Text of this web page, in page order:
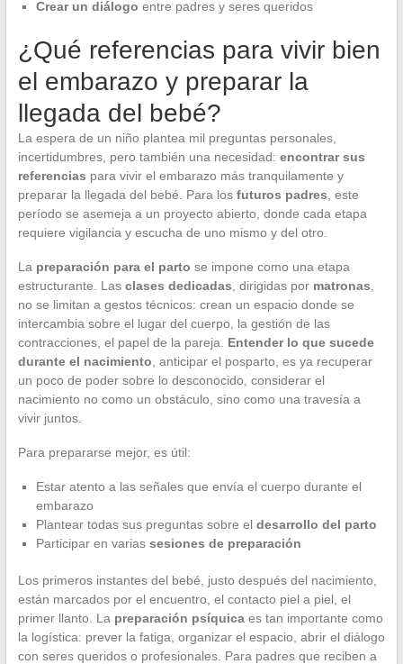
Crear un diálogo entre padres y seres queridos
¿Qué referencias para vivir bien
el embarazo y preparar la
llegada del bebé?
La espera de un niño plantea mil preguntas personales,
incertidumbres, pero también una necesidad: encontrar sus
referencias para vivir el embarazo más tranquilamente y
preparar la llegada del bebé. Para los futuros padres , este
período se asemeja a un proyecto abierto, donde cada etapa
requiere vigilancia y escucha de uno mismo y del otro.
La preparación para el parto se impone como una etapa
estructurante. Las clases dedicadas , dirigidas por matronas
no se limitan a gestos técnicos: crean un espacio donde se
intercambia sobre el lugar del cuerpo, la gestión de las
contracciones, el papel de la pareja. Entender lo que sucede
durante el nacimiento , anticipar el posparto, es ya recuperar
un poco de poder sobre lo desconocido, considerar el
nacimiento no como un obstáculo, sino como una travesía a
vivir juntos.
Para prepararse mejor, es útil:
Estar atento a las señales que envía el cuerpo durante el
embarazo
Plantear todas sus preguntas sobre el desarrollo del parto
Participar en varias sesiones de preparación
Los primeros instantes del bebé, justo después del nacimiento,
están marcados por el encuentro, el contacto piel a piel, el
primer llanto. La preparación psíquicaes tan importante como
la logística: prever la fatiga, organizar el espacio, abrir el diálogo
con seres queridos o profesionales. Para padres que reciben a